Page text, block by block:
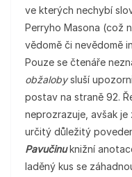
ve kterých nechybí
Perryho Masona (což
vědomě či nevědomě
Pouze se čtenáře
obžalobysluší
postav na straně 92.
neprozrazuje, avšak
určitý důležitý
Pavučinuknižní
laděný kus se